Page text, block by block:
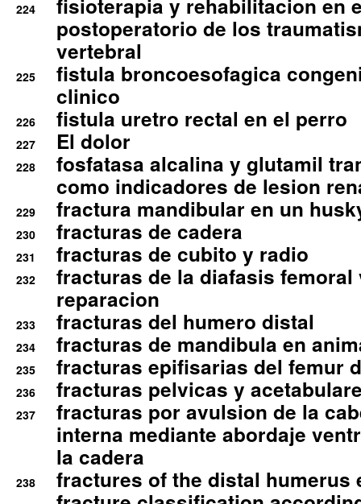
224
fisioterapia y rehabilitacion en
postoperatorio de los
vertebral
225
fistula broncoesofagica
clinico
226 fistula uretro rectal en el perro
227 El dolor
228
fosfatasa alcalina y glutamil
como indicadores de lesion
229 fractura mandibular en un
230 fracturas de cadera
231 fracturas de cubito y radio
232
fracturas de la diafasis
reparacion
233 fracturas del humero distal
234 fracturas de mandibula en
235 fracturas epifisarias del femur
236 fracturas pelvicas y
237
fracturas por avulsion de la
interna mediante abordaje
la cadera
238
fractures of the distal humerus